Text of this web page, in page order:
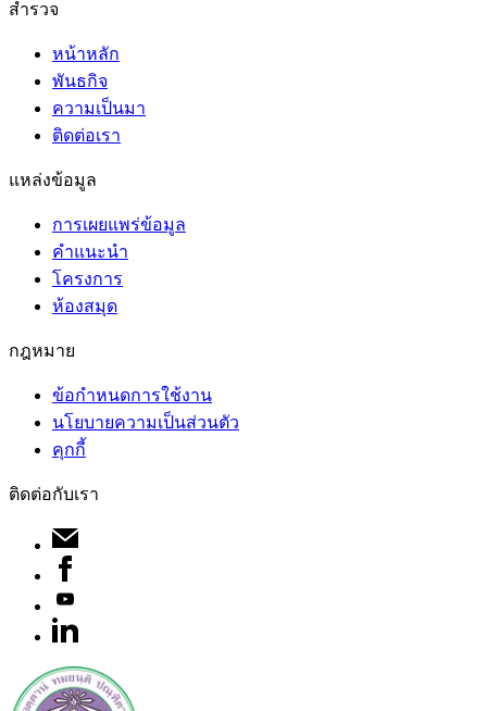
สำรวจ
หน้าหลัก
พันธกิจ
ความเป็นมา
ติดต่อเรา
แหล่งข้อมูล
การเผยแพร่ข้อมูล
คำแนะนำ
โครงการ
ห้องสมุด
กฎหมาย
ข้อกำหนดการใช้งาน
นโยบายความเป็นส่วนตัว
คุกกี้
ติดต่อกับเรา